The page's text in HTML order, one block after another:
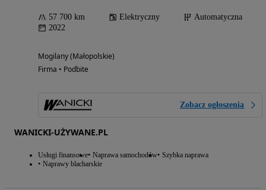
57 700 km Elektryczny
Automatyczna
2022
Mogilany (Małopolskie)
Firma • Podbite
Zobacz ogłoszenia
WANICKI-UŻYWANE.PL
Usługi finansowe Naprawa samochodów Szybka naprawa
Naprawy blacharskie